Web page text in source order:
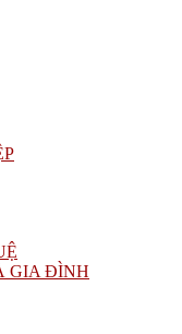
GIA ĐÌNH